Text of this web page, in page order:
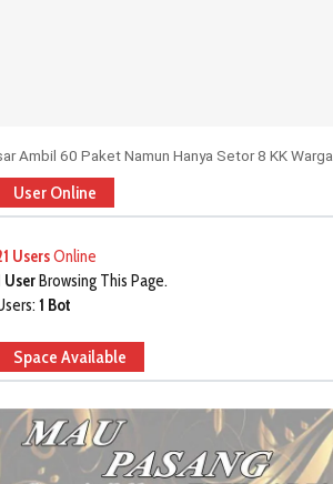
Ambil 60 Paket Namun Hanya Setor 8 KK Warga
User Online
UsersOnline
UserBrowsing This Page.
1 Bot
Space Available